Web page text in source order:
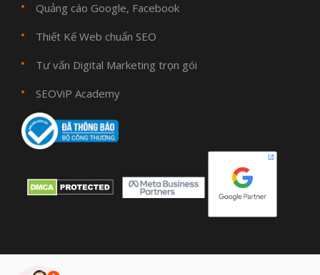
Quảng cáo Google, Facebook
Thiết Kế Web chuẩn SEO
Tư vấn Digital Marketing trọn gói
SEOViP Academy